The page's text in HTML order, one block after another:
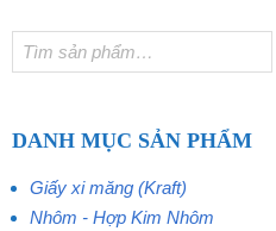
Tìm
kiếm:
DANH MỤC SẢN PHẨM
Giấy xi măng (Kraft)
Nhôm - Hợp Kim Nhôm